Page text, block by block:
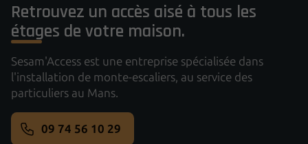
Retrouvez un accès aisé à tous les
étages de votre maison.
Sesam'Access est une entreprise spécialisée dans
l'installation de monte-escaliers, au service des
particuliers au Mans.
09 74 56 10 29